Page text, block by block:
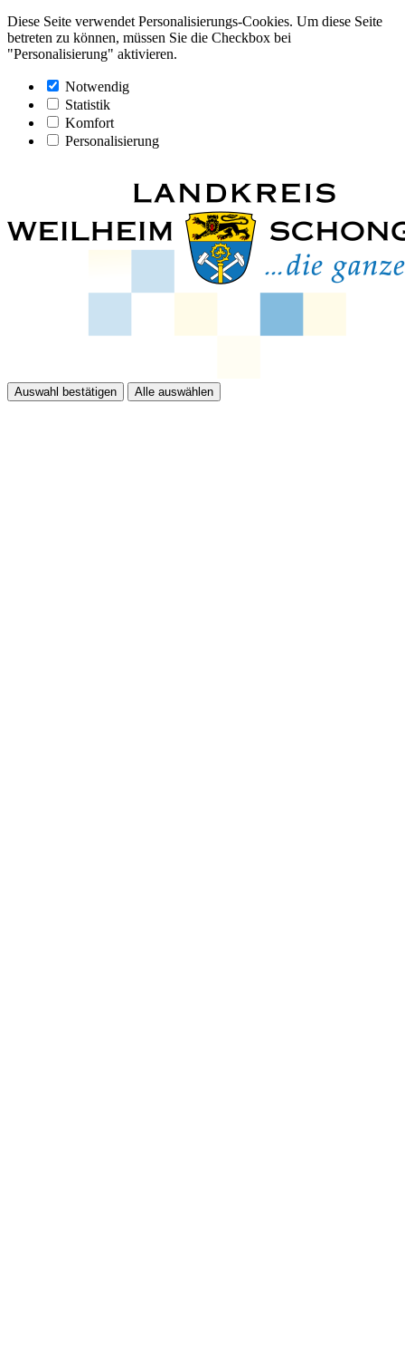
Diese Seite verwendet Personalisierungs-Cookies. Um diese Seite
betreten zu können, müssen Sie die Checkbox bei
"Personalisierung" aktivieren.
Notwendig
Statistik
Komfort
Personalisierung
Auswahl bestätigen Alle auswählen